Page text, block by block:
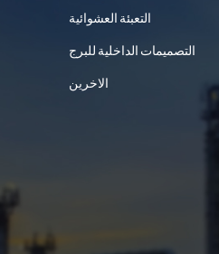
التعبئة العشوائية
التصميمات الداخلية للبرج
الاخرين